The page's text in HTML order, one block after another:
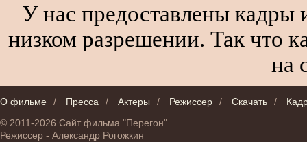
У нас предоставлены кадры
низком разрешении. Так что
на
О фильме / Пресса / Актеры / Режиссер / Скачать /
© 2011-2026 Сайт фильма "Перегон"
Режиссер - Александр Рогожкин